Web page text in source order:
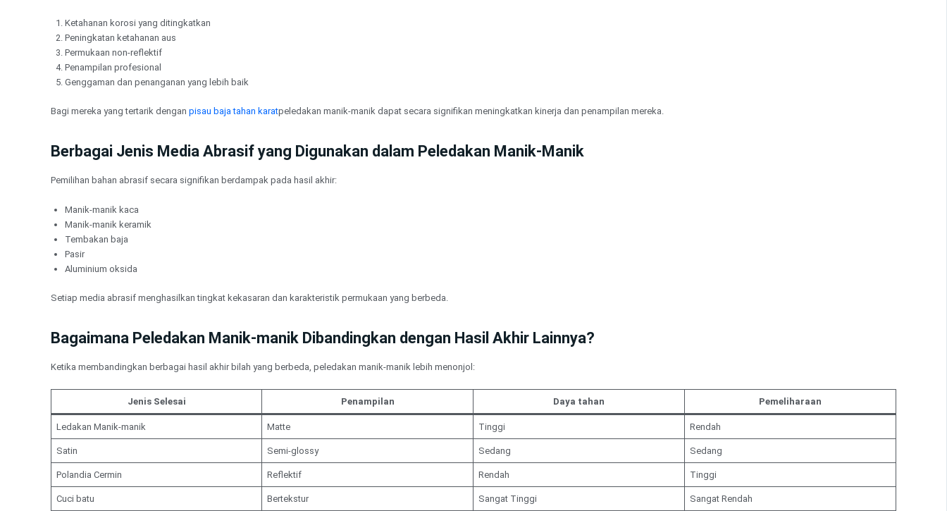
Ketahanan korosi yang ditingkatkan
Peningkatan ketahanan aus
Permukaan non-reflektif
Penampilan profesional
Genggaman dan penanganan yang lebih baik
Bagi mereka yang tertarik dengan pisau baja tahan karatpeledakan manik-manik dapat secara signifikan meningkatkan kinerja dan penampilan mereka.
Berbagai Jenis Media Abrasif yang Digunakan dalam Peledakan Manik-Manik
Pemilihan bahan abrasif secara signifikan berdampak pada hasil akhir:
Manik-manik kaca
Manik-manik keramik
Tembakan baja
Pasir
Aluminium oksida
Setiap media abrasif menghasilkan tingkat kekasaran dan karakteristik permukaan yang berbeda.
Bagaimana Peledakan Manik-manik Dibandingkan dengan Hasil Akhir Lainnya?
Ketika membandingkan berbagai hasil akhir bilah yang berbeda, peledakan manik-manik lebih menonjol:
Jenis Selesai Penampilan Daya tahan Pemeliharaan
Ledakan Manik-manik Matte Tinggi Rendah
Satin Semi-glossy Sedang Sedang
Polandia Cermin Reflektif Rendah Tinggi
Cuci batu Bertekstur Sangat Tinggi Sangat Rendah